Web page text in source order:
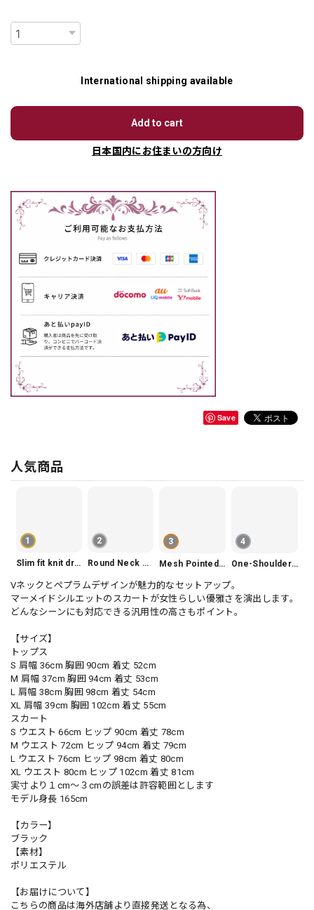
International shipping available
Add to cart
日本国内にお住まいの方向け
Save
人気商品
1
Slim fit knit dress(3color) V1330
2
Round Neck Tiered Sleeveless Dress V2290
3
Mesh Pointed Toe Pumps V165
4
One-Shoulder Slim-Fit Flattering Mermaid Skirt Dress V2295
Vネックとペプラムデザインが魅力的なセットアップ。
マーメイドシルエットのスカートが女性らしい優雅さを演出します。
どんなシーンにも対応できる汎用性の高さもポイント。
【サイズ】
トップス
S 肩幅 36cm 胸囲 90cm 着丈 52cm
M 肩幅 37cm 胸囲 94cm 着丈 53cm
L 肩幅 38cm 胸囲 98cm 着丈 54cm
XL 肩幅 39cm 胸囲 102cm 着丈 55cm
スカート
S ウエスト 66cm ヒップ 90cm 着丈 78cm
M ウエスト 72cm ヒップ 94cm 着丈 79cm
L ウエスト 76cm ヒップ 98cm 着丈 80cm
XL ウエスト 80cm ヒップ 102cm 着丈 81cm
実寸より１cm〜３cmの誤差は許容範囲とします
モデル身長 165cm
【カラー】
ブラック
【素材】
ポリエステル
【お届けについて】
こちらの商品は海外店舗より直接発送となる為、